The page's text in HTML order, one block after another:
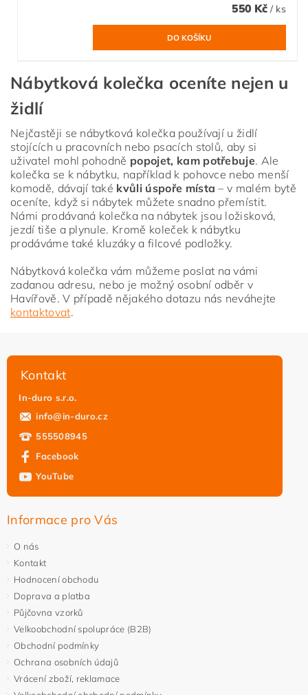
550 Kč / ks
Nábytková kolečka oceníte nejen u
židlí
Nejčastěji se nábytková kolečka používají u židlí
stojících u pracovních nebo psacích stolů, aby si
uživatel mohl pohodně popojet, kam potřebuje. Ale
kolečka se k nábytku, například k pohovce nebo menší
komodě, dávají také kvůli úspoře místa – v malém bytě
oceníte, když si nábytek můžete snadno přemístit.
Námi prodávaná kolečka na nábytek jsou ložisková,
jezdí tiše a plynule. Kromě koleček k nábytku
prodáváme také kluzáky a filcové podložky.
Nábytková kolečka vám můžeme poslat na vámi
zadanou adresu, nebo je možný osobní odběr v
Havířově. V případě nějakého dotazu nás neváhejte
kontaktovat.
Kontakt
In-duro s.r.o.
info@in-duro.cz
555508945
Facebook
YouTube
Informace pro Vás
O nás
Kontakt
Hodnocení obchodu
Doprava a platba
Půjčovna vzorků
Velkoobchodní spolupráce (B2B)
Obchodní podmínky
Ochrana osobních údajů
Vrácení zboží, reklamace